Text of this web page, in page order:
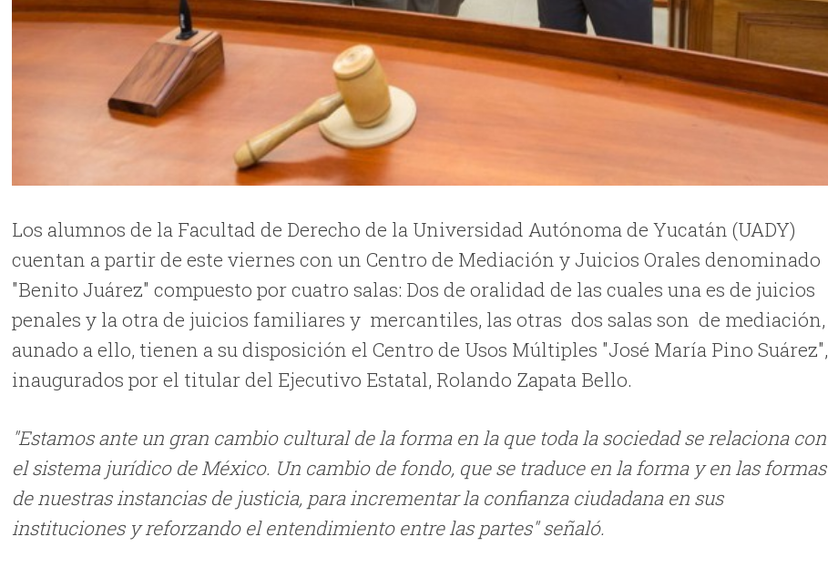
Los alumnos de la Facultad de Derecho de la Universidad Autónoma de Yucatán (UADY)
cuentan a partir de este viernes con un Centro de Mediación y Juicios Orales denominado
"Benito Juárez" compuesto por cuatro salas: Dos de oralidad de las cuales una es de juicios
penales y la otra de juicios familiares y mercantiles, las otras dos salas son de mediación,
aunado a ello, tienen a su disposición el Centro de Usos Múltiples "José María Pino Suárez",
inaugurados por el titular del Ejecutivo Estatal, Rolando Zapata Bello.
"Estamos ante un gran cambio cultural de la forma en la que toda la sociedad se relaciona con
el sistema jurídico de México. Un cambio de fondo, que se traduce en la forma y en las formas
de nuestras instancias de justicia, para incrementar la confianza ciudadana en sus
instituciones y reforzando el entendimiento entre las partes" señaló.